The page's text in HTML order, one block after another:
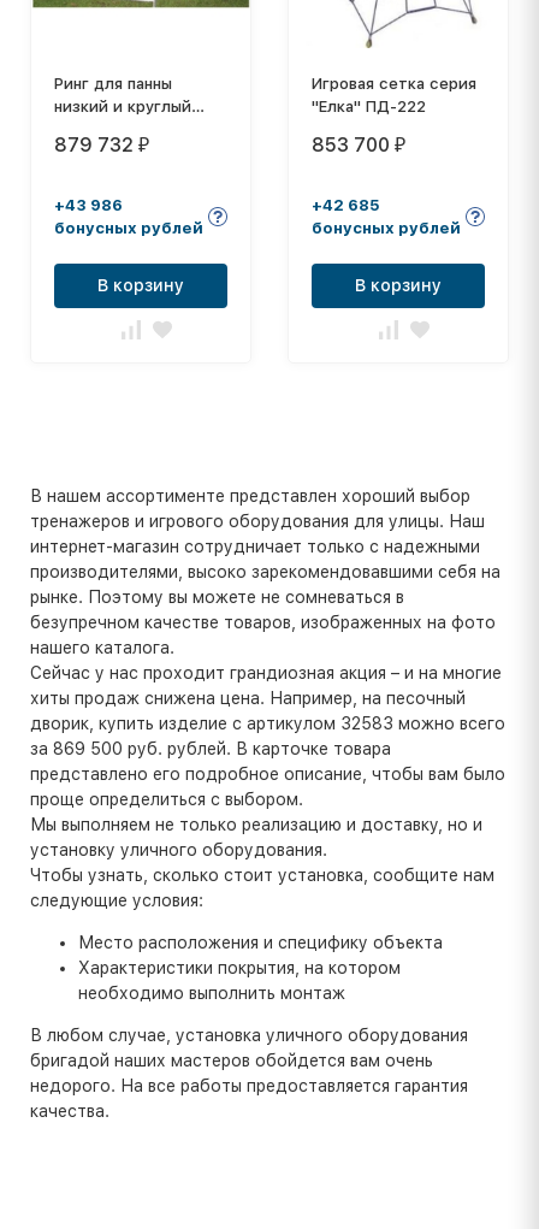
Ринг для панны
низкий и круглый
879 732 ₽
+43 986
бонусных рублей
В корзину
Игровая сетка серия
"Елка" ПД-222
853 700 ₽
+42 685
бонусных рублей
В корзину
В нашем ассортименте представлен хороший выбор
тренажеров и игрового оборудования для улицы. Наш
интернет-магазин сотрудничает только с надежными
производителями, высоко зарекомендовавшими себя на
рынке. Поэтому вы можете не сомневаться в
безупречном качестве товаров, изображенных на фото
нашего каталога.
Сейчас у нас проходит грандиозная акция – и на многие
хиты продаж снижена цена. Например, на песочный
дворик, купить изделие с артикулом 32583 можно всего
за 869 500 руб. рублей. В карточке товара
представлено его подробное описание, чтобы вам было
проще определиться с выбором.
Мы выполняем не только реализацию и доставку, но и
установку уличного оборудования.
Чтобы узнать, сколько стоит установка, сообщите нам
следующие условия:
Место расположения и специфику объекта
Характеристики покрытия, на котором
необходимо выполнить монтаж
В любом случае, установка уличного оборудования
бригадой наших мастеров обойдется вам очень
недорого. На все работы предоставляется гарантия
качества.